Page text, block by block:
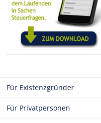
Für Existenzgründer
Für Privatpersonen